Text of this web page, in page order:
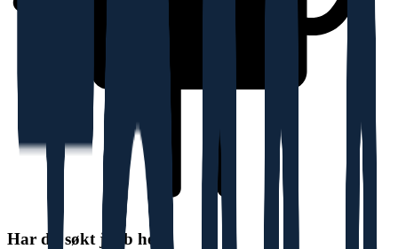
Har du søkt jobb her?